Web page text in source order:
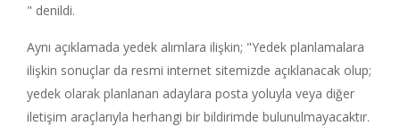
" denildi.
Aynı açıklamada yedek alımlara ilişkin; "Yedek planlamalara
ilişkin sonuçlar da resmi internet sitemizde açıklanacak olup;
yedek olarak planlanan adaylara posta yoluyla veya diğer
iletişim araçlarıyla herhangi bir bildirimde bulunulmayacaktır.